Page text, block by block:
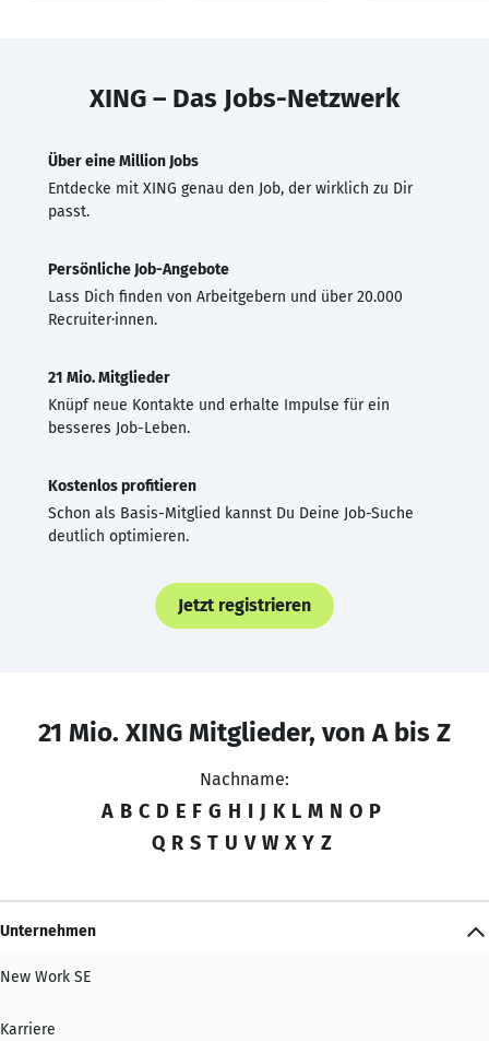
XING – Das Jobs-Netzwerk
Über eine Million Jobs
Entdecke mit XING genau den Job, der wirklich zu Dir
passt.
Persönliche Job-Angebote
Lass Dich finden von Arbeitgebern und über 20.000
Recruiter·innen.
21 Mio. Mitglieder
Knüpf neue Kontakte und erhalte Impulse für ein
besseres Job-Leben.
Kostenlos profitieren
Schon als Basis-Mitglied kannst Du Deine Job-Suche
deutlich optimieren.
Jetzt registrieren
21 Mio. XING Mitglieder, von A bis Z
Nachname:
A B C D E F G H I J K L M N O P
Q R S T U V W X Y Z
Unternehmen
New Work SE
Karriere